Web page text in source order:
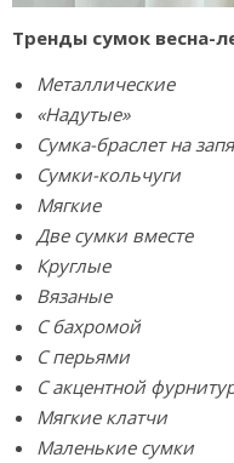
Тренды сумок весна-
Металлические
«Надутые»
Сумка-браслет на
Сумки-кольчуги
Мягкие
Две сумки вместе
Круглые
Вязаные
С бахромой
С перьями
С акцентной
Мягкие клатчи
Маленькие сумки